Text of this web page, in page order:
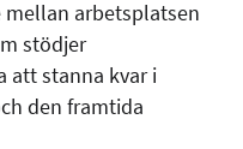
arbetsplatsen
stödjer
att stanna kvar i
den framtida